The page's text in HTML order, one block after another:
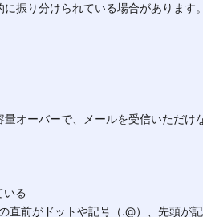
振り分けられている場合があります。
オーバーで、メールを受信いただけ
る
直前がドットや記号（.@）、先頭が